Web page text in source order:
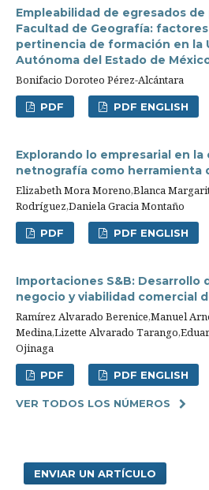
Empleabilidad de egresados
Facultad de Geografía:
pertinencia de formación en la
Autónoma del Estado de
Bonifacio Doroteo Pérez-Alcántara
PDF PDF ENGLISH
Explorando lo empresarial en la
netnografía como herramienta
Elizabeth Mora Moreno,Blanca
Rodríguez,Daniela Gracia Montaño
PDF PDF ENGLISH
Importaciones S&B: Desarrollo
negocio y viabilidad comercial
Ramírez Alvarado Berenice,Manuel
Medina,Lizette Alvarado
Ojinaga
PDF PDF ENGLISH
VER TODOS LOS NÚMEROS
ENVIAR UN ARTÍCULO